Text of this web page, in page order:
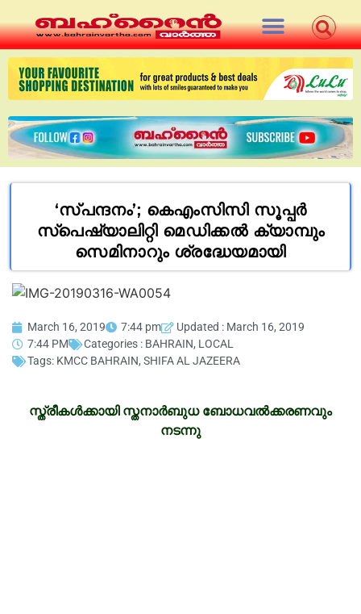
‘സ്പന്ദനം’; കെഎംസിസി സൂപ്പർ
സ്പെഷ്യാലിറ്റി മെഡിക്കൽ ക്യാമ്പും
സെമിനാറും ശ്രദ്ധേയമായി
March 16, 2019 7:44 pm
Updated : March 16, 2019
7:44 PM
Categories : BAHRAIN, LOCAL
Tags: KMCC BAHRAIN, SHIFA AL JAZEERA
സ്ത്രീകള്‍ക്കായി സ്തനാര്‍ബുധബോധവല്‍ക്കരണവും
നടന്നു